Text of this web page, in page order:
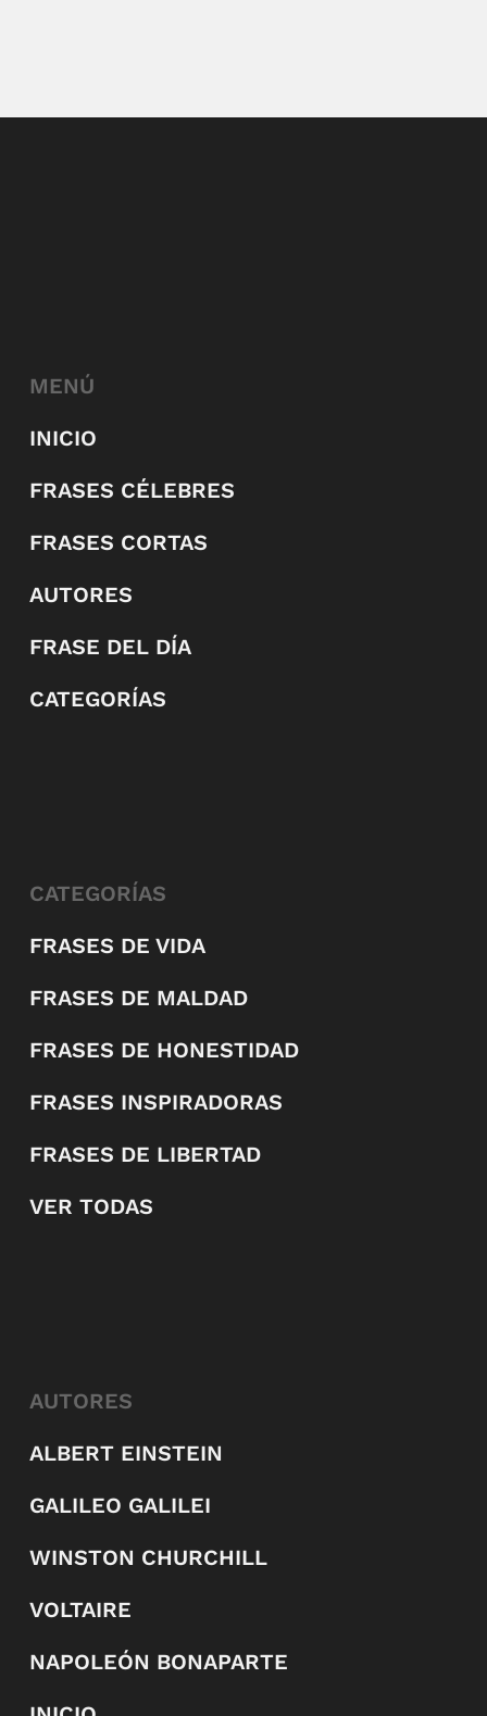
MENÚ
INICIO
FRASES CÉLEBRES
FRASES CORTAS
AUTORES
FRASE DEL DÍA
CATEGORÍAS
CATEGORÍAS
FRASES DE VIDA
FRASES DE MALDAD
FRASES DE HONESTIDAD
FRASES INSPIRADORAS
FRASES DE LIBERTAD
VER TODAS
AUTORES
ALBERT EINSTEIN
GALILEO GALILEI
WINSTON CHURCHILL
VOLTAIRE
NAPOLEÓN BONAPARTE